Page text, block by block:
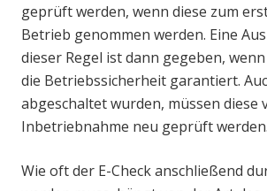
geprüft werden, wenn diese zum
Betrieb genommen werden. Eine
dieser Regel ist dann gegeben,
die Betriebssicherheit garantiert.
abgeschaltet wurden, müssen diese
Inbetriebnahme neu geprüft werden.
Wie oft der E-Check anschließend